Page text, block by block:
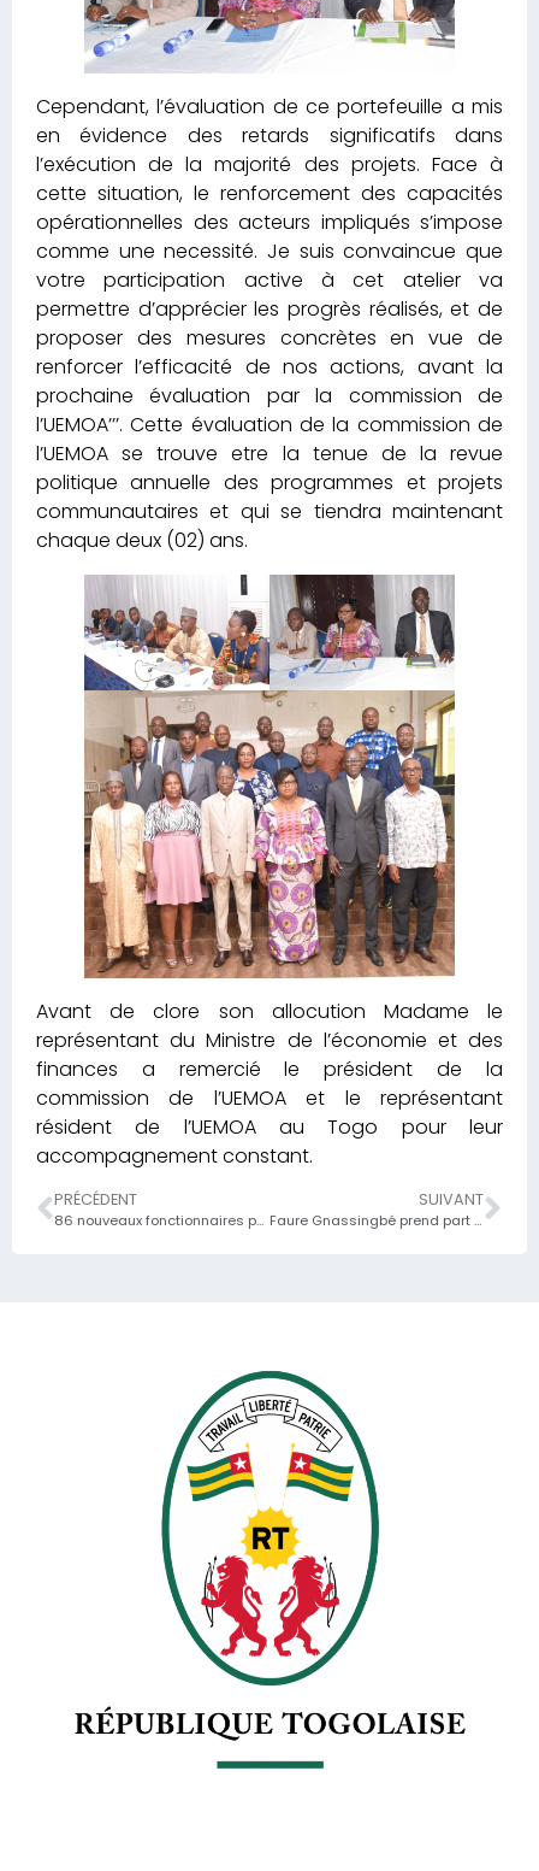
Cependant, l’évaluation de ce portefeuille a mis
en évidence des retards significatifs dans
l’exécution de la majorité des projets. Face à
cette situation, le renforcement des capacités
opérationnelles des acteurs impliqués s’impose
comme une necessité. Je suis convaincue que
votre participation active à cet atelier va
permettre d’apprécier les progrès réalisés, et de
proposer des mesures concrètes en vue de
renforcer l’efficacité de nos actions, avant la
prochaine évaluation par la commission de
l’UEMOA’’’. Cette évaluation de la commission de
l’UEMOA se trouve etre la tenue de la revue
politique annuelle des programmes et projets
communautaires et qui se tiendra maintenant
chaque deux (02) ans.
Avant de clore son allocution Madame le
représentant du Ministre de l’économie et des
finances a remercié le président de la
commission de l’UEMOA et le représentant
résident de l’UEMOA au Togo pour leur
accompagnement constant.
PRÉCÉDENT
86 nouveaux fonctionnaires prennent fonction au ministère de l’Économie et des Finances ;
SUIVANT
Faure Gnassingbé prend part aux travaux de l’AI Global Summit on Africa, qui se tient à Kigali, au Rwanda, à partir de ce jeudi 03avril